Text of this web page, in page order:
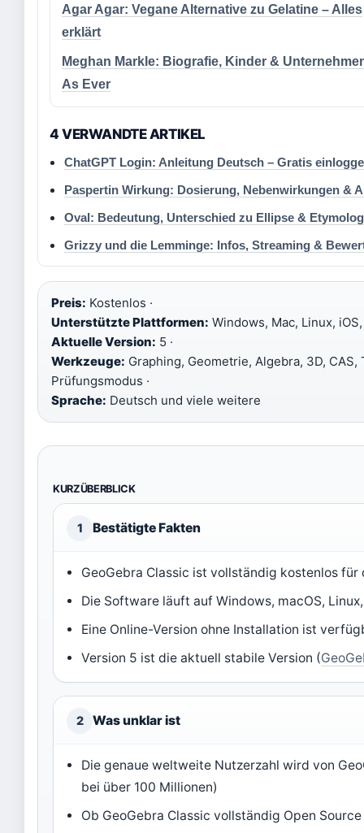
Agar Agar: Vegane Alternative zu Gelatine – Alles
erklärt
Meghan Markle: Biografie, Kinder &
As Ever
4 VERWANDTE ARTIKEL
ChatGPT Login: Anleitung Deutsch – Gratis
Paspertin Wirkung: Dosierung, Nebenwirkungen &
Oval: Bedeutung, Unterschied zu Ellipse &
Grizzy und die Lemminge: Infos, Streaming &
Preis: Kostenlos ·
Unterstützte Plattformen: Windows, Mac, Linux,
Aktuelle Version: 5 ·
Werkzeuge: Graphing, Geometrie, Algebra, 3D,
Prüfungsmodus ·
Sprache: Deutsch und viele weitere
KURZÜBERBLICK
1 Bestätigte Fakten
GeoGebra Classic ist vollständig kostenlos
Die Software läuft auf Windows, macOS,
Eine Online-Version ohne Installation ist
Version 5 ist die aktuell stabile Version (
2 Was unklar ist
Die genaue weltweite Nutzerzahl wird von
bei über 100 Millionen)
Ob GeoGebra Classic vollständig Open